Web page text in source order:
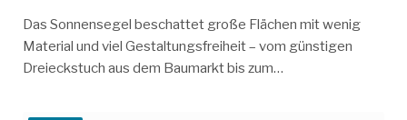
Das Sonnensegel beschattet große Flächen mit wenig
Material und viel Gestaltungsfreiheit – vom günstigen
Dreieckstuch aus dem Baumarkt bis zum…